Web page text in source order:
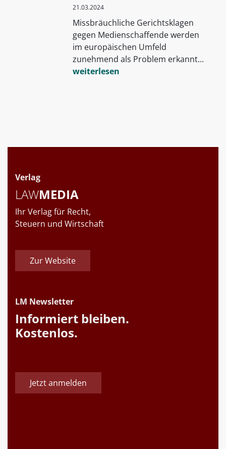
21.03.2024
Missbräuchliche Gerichtsklagen
gegen Medienschaffende werden
im europäischen Umfeld
zunehmend als Problem erkannt...
weiterlesen
Verlag
LAWMEDIA
Ihr Verlag für Recht,
Steuern und Wirtschaft
Zur Website
LM Newsletter
Informiert bleiben.
Kostenlos.
Jetzt anmelden